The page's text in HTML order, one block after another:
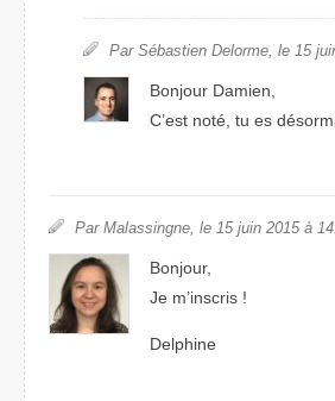
Par Sébastien Delorme, le 15
Bonjour Damien,
C’est noté, tu es
Par Malassingne, le 15 juin 2015 à
Bonjour,
Je m’inscris !
Delphine